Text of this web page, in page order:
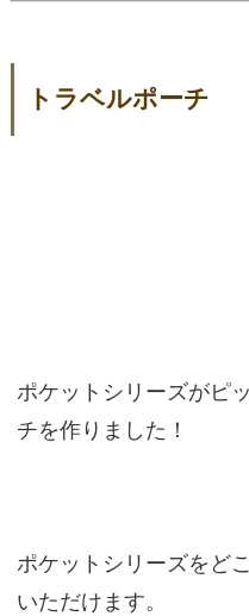
トラベルポーチ
ポケットシリーズがピ
チを作りました！
ポケットシリーズをど
いただけます。